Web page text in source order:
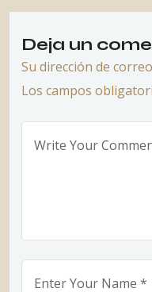
Deja un
Su dirección de
Los campos